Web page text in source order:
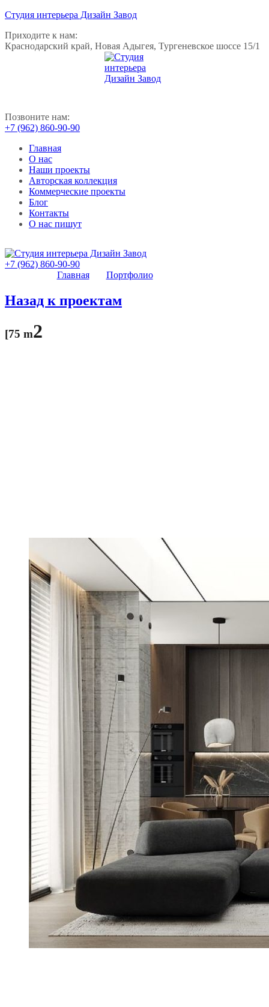
Студия интерьера Дизайн Завод
Приходите к нам:
Краснодарский край, Новая Адыгея, Тургеневское шоссе 15/1
Позвоните нам:
+7 (962) 860-90-90
Главная
О нас
Наши проекты
Авторская коллекция
Коммерческие проекты
Блог
Контакты
О нас пишут
+7 (962) 860-90-90
Главная
Портфолио
Назад к проектам
[75 m2